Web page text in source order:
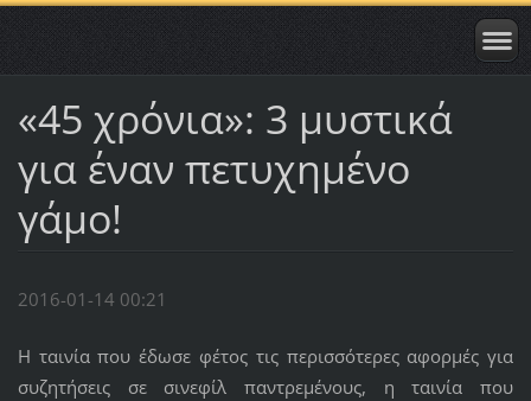
«45 χρόνια»: 3 μυστικά
για έναν πετυχημένο
γάμο!
2016-01-14 00:21
Η ταινία που έδωσε φέτος τις περισσότερες αφορμές για
συζητήσεις σε σινεφίλ παντρεμένους, η ταινία που